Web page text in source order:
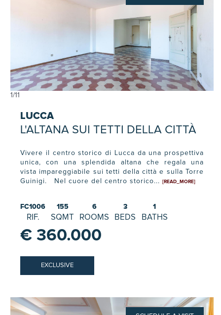
1/11
LUCCA
L'ALTANA SUI TETTI DELLA CITTÀ
Vivere il centro storico di Lucca da una prospettiva
unica, con una splendida altana che regala una
vista impareggiabile sui tetti della città e sulla Torre
Guinigi. Nel cuore del centro storico...
[READ_MORE]
FC1006
RIF.
155
SQMT
6
ROOMS
3
BEDS
1
BATHS
€ 360.000
EXCLUSIVE